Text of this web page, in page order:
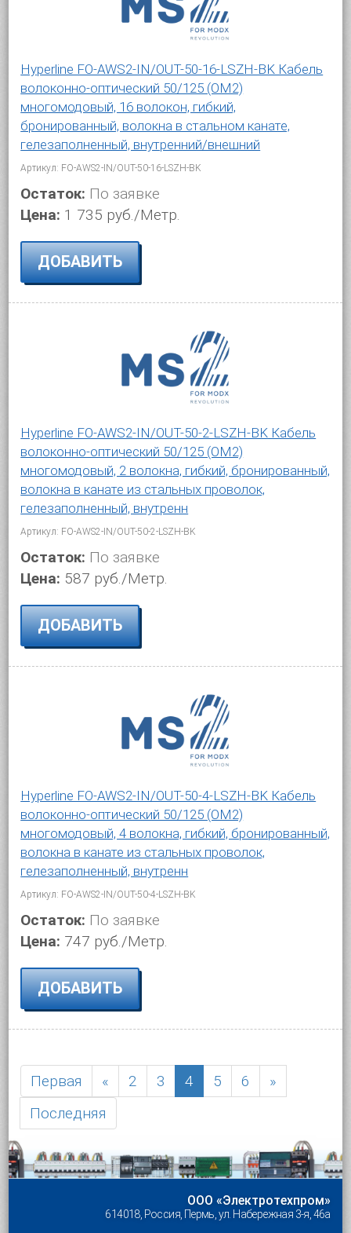
Hyperline FO-AWS2-IN/OUT-50-16-LSZH-BK Кабель
волоконно-оптический 50/125 (OM2)
многомодовый, 16 волокон, гибкий,
бронированный, волокна в стальном канате,
гелезаполненный, внутренний/внешний
Артикул: FO-AWS2-IN/OUT-50-16-LSZH-BK
Остаток: По заявке
Цена: 1 735 руб./Метр.
ДОБАВИТЬ
Hyperline FO-AWS2-IN/OUT-50-2-LSZH-BK Кабель
волоконно-оптический 50/125 (OM2)
многомодовый, 2 волокна, гибкий, бронированный,
волокна в канате из стальных проволок,
гелезаполненный, внутренн
Артикул: FO-AWS2-IN/OUT-50-2-LSZH-BK
Остаток: По заявке
Цена: 587 руб./Метр.
ДОБАВИТЬ
Hyperline FO-AWS2-IN/OUT-50-4-LSZH-BK Кабель
волоконно-оптический 50/125 (OM2)
многомодовый, 4 волокна, гибкий, бронированный,
волокна в канате из стальных проволок,
гелезаполненный, внутренн
Артикул: FO-AWS2-IN/OUT-50-4-LSZH-BK
Остаток: По заявке
Цена: 747 руб./Метр.
ДОБАВИТЬ
Первая « 2 3 4 5 6
»
Последняя
ООО «Электротехпром»
614018, Россия, Пермь, ул. Набережная 3-я, 46а